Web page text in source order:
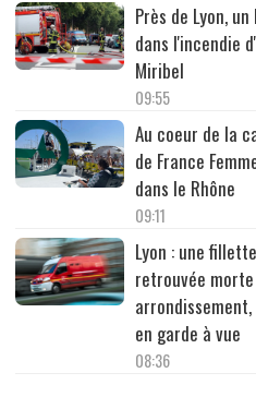
Près de Lyon,
dans l'incendie
Miribel
09:55
Au coeur de la
de France
dans le Rhône
09:11
Lyon : une
retrouvée
en garde à vue
08:36